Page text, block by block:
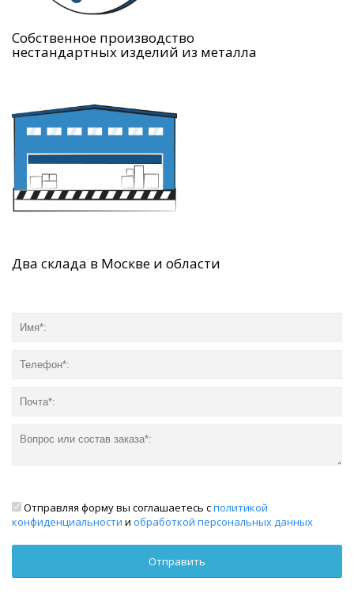
Собственное производство
нестандартных изделий из металла
Два склада в Москве и области
Отправляя форму вы соглашаетесь сполитикой
конфиденциальности и обработкой персональных данных